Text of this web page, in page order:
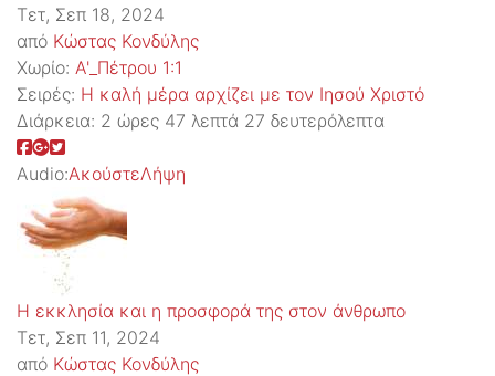
Τετ, Σεπ 18, 2024
από Κώστας Κονδύλης
Χωρίο: Α'_Πέτρου 1:1
Σειρές: Η καλή μέρα αρχίζει με τον Ιησού Χριστό
Διάρκεια: 2 ώρες 47 λεπτά 27 δευτερόλεπτα
Audio:ΑκούστεΛήψη
Η εκκλησία και η προσφορά της στον άνθρωπο
Τετ, Σεπ 11, 2024
από Κώστας Κονδύλης